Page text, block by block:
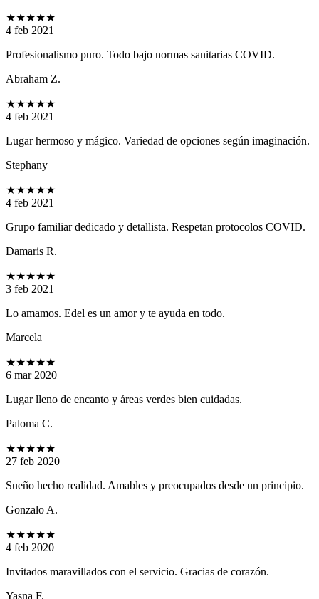
★★★★★
4 feb 2021
Profesionalismo puro. Todo bajo normas sanitarias COVID.
Abraham Z.
★★★★★
4 feb 2021
Lugar hermoso y mágico. Variedad de opciones según imaginación.
Stephany
★★★★★
4 feb 2021
Grupo familiar dedicado y detallista. Respetan protocolos COVID.
Damaris R.
★★★★★
3 feb 2021
Lo amamos. Edel es un amor y te ayuda en todo.
Marcela
★★★★★
6 mar 2020
Lugar lleno de encanto y áreas verdes bien cuidadas.
Paloma C.
★★★★★
27 feb 2020
Sueño hecho realidad. Amables y preocupados desde un principio.
Gonzalo A.
★★★★★
4 feb 2020
Invitados maravillados con el servicio. Gracias de corazón.
Yasna F.